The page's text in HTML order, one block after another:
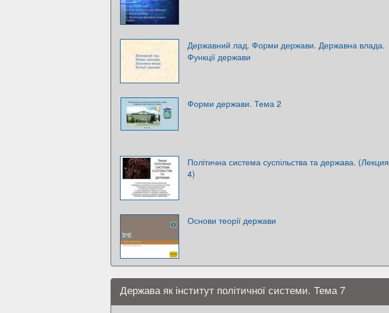
Державний лад. Форми держави. Державна влада.
Функції держави
Форми держави. Тема 2
Політична система суспільства та держава. (Лекция
4)
Основи теорії держави
Держава як інститут політичної системи. Тема 7